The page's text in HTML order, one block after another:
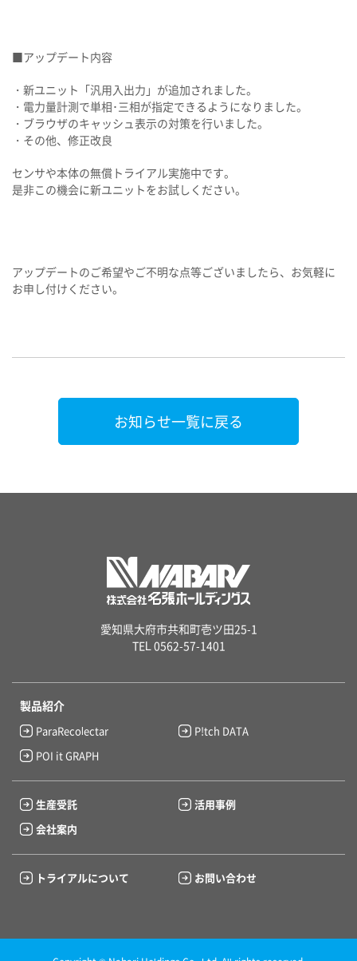
■アップデート内容
・新ユニット「汎用入出力」が追加されました。
・電力量計測で単相･三相が指定できるようになりました。
・ブラウザのキャッシュ表示の対策を行いました。
・その他、修正改良
センサや本体の無償トライアル実施中です。
是非この機会に新ユニットをお試しください。
アップデートのご希望やご不明な点等ございましたら、お気軽に
お申し付けください。
お知らせ一覧に戻る
愛知県大府市共和町壱ツ田25-1
TEL 0562-57-1401
製品紹介
ParaRecolectar
P!tch DATA
POI it GRAPH
生産受託 活用事例
会社案内
トライアルについて お問い合わせ